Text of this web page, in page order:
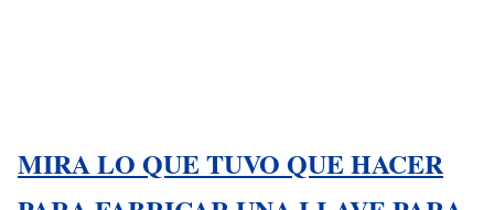
MIRA LO QUE TUVO QUE HACER